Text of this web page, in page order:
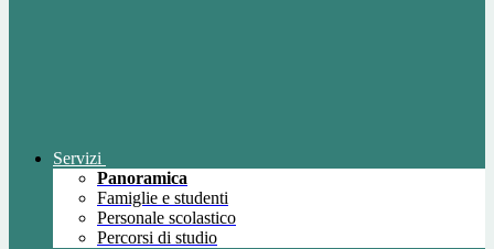
Servizi
Panoramica
Famiglie e studenti
Personale scolastico
Percorsi di studio